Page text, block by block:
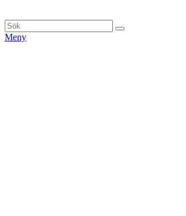
till
innehåll
Sök
efter:
Sök
Meny